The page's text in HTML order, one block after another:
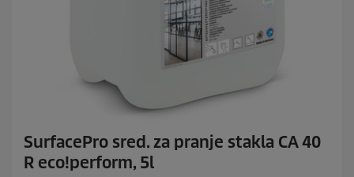
SurfacePro sred. za pranje stakla CA 40
R eco!perform, 5l